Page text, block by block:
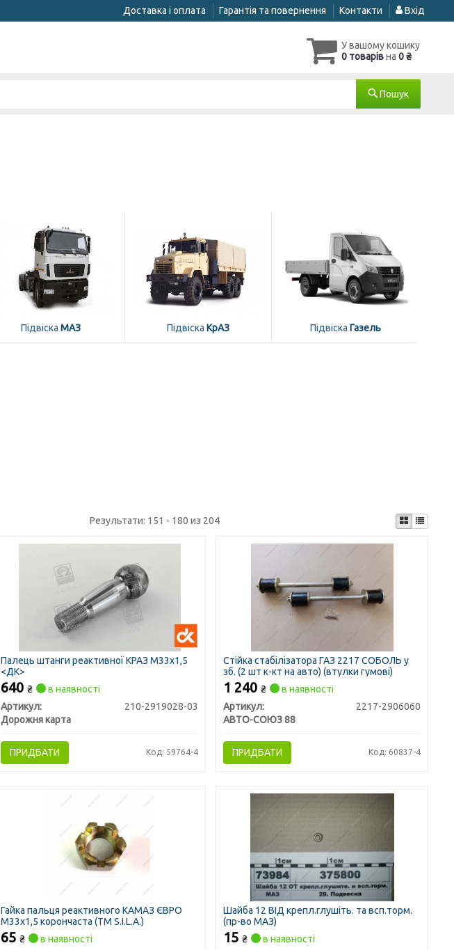
Доставка і оплата Гарантія та повернення Контакти Вхід
У вашому кошику
0 товарівна 0 ₴
Пошук
Підвіска МАЗ Підвіска КрАЗ Підвіска Газель
Результати: 151 - 180 из 204
Палець штанги реактивної КРАЗ М33х1,5
<ДК>
640₴
в наявності
Артикул:
210-2919028-03
Дорожня карта
ПРИДБАТИ Код: 59764-4
Стійка стабілізатора ГАЗ 2217 СОБОЛЬ у
зб. (2 шт к-кт на авто) (втулки гумові)
1 240₴
в наявності
Артикул:
2217-2906060
АВТО-СОЮЗ 88
ПРИДБАТИ Код: 60837-4
Гайка пальця реактивного КАМАЗ ЄВРО
М33х1,5 корончаста (ТМ S.I.L.A.)
65₴
в наявності
Шайба 12 ВІД крепл.глушіть. та всп.торм.
(пр-во МАЗ)
15₴
в наявності